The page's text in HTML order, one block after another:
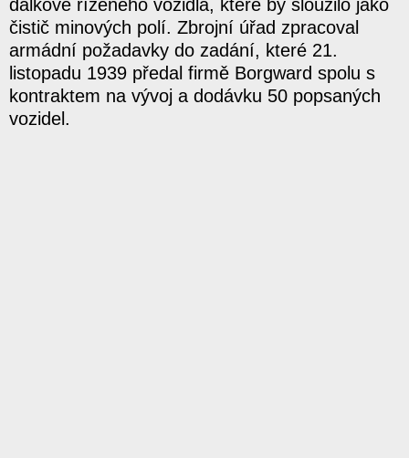
dálkově řízeného vozidla, které by sloužilo jako
čistič minových polí. Zbrojní úřad zpracoval
armádní požadavky do zadání, které 21.
listopadu 1939 předal firmě Borgward spolu s
kontraktem na vývoj a dodávku 50 popsaných
vozidel.